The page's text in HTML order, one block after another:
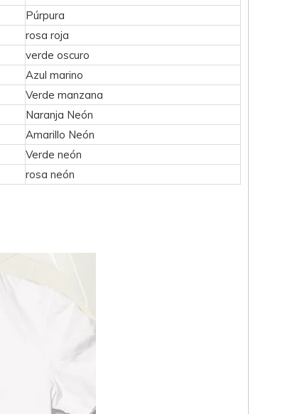
Púrpura
rosa roja
verde oscuro
Azul marino
Verde manzana
Naranja Neón
Amarillo Neón
Verde neón
rosa neón